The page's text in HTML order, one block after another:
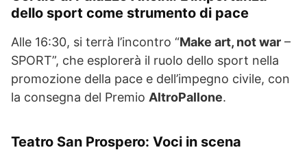
dello sport come strumento di pace
Alle 16:30, si terrà l’incontro “Make art, not war –
SPORT”, che esplorerà il ruolo dello sport nella
promozione della pace e dell’impegno civile, con
la consegna del Premio AltroPallone.
Teatro San Prospero: Voci in scena